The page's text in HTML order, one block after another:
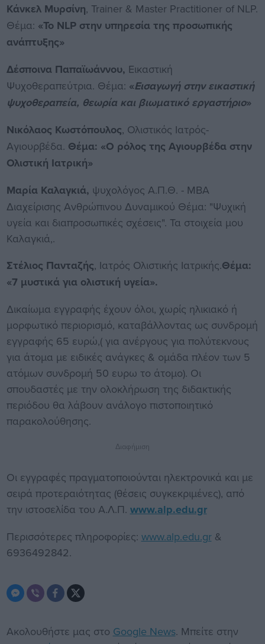
Κάνκελ Μυρσίνη, Trainer & Master Practitioner of NLP.
Θέμα: «Το NLP στην υπηρεσία της προσωπικής
ανάπτυξης»
Δέσποινα Παπαϊωάννου, Εικαστική
Ψυχοθεραπεύτρια. Θέμα: «Εισαγωγή στην εικαστική
ψυχοθεραπεία, θεωρία και βιωματικό εργαστήριο»
Νικόλαος Κωστόπουλος, Ολιστικός Ιατρός-
Αγιουρβέδα. Θέμα: «Ο ρόλος της Αγιουρβέδα στην
Ολιστική Ιατρική»
Μαρία Καλαγκιά, ψυχολόγος Α.Π.Θ. - ΜΒΑ
Διαχείρισης Ανθρώπινου Δυναμικού Θέμα: "Ψυχική
υγεία και διαπροσωπικές σχέσεις". Τα στοιχεία μου
Καλαγκιά,.
Στέλιος Πανταζής, Ιατρός Ολιστικής Ιατρικής.Θέμα:
«7 μυστικά για ολιστική υγεία».
Δικαίωμα εγγραφής έχουν όλοι, χωρίς ηλικιακό ή
μορφωτικό περιορισμό, καταβάλλοντας ως συνδρομή
εγγραφής 65 ευρώ,( για ανέργους για πολύτεκνους
για άτομα με ειδικές ανάγκες & ομάδα πλέον των 5
ατόμων συνδρομή 50 ευρω το άτομο). Οι
σπουδαστές με την ολοκλήρωση της διδακτικής
περιόδου θα λάβουν ανάλογο πιστοποιητικό
παρακολούθησης.
Διαφήμιση
Οι εγγραφές πραγματοποιούνται ηλεκτρονικά και με
σειρά προτεραιότητας (θέσεις συγκεκριμένες), από
την ιστοσελίδα του Α.Λ.Π. www.alp.edu.gr
Περισσότερες πληροφορίες: www.alp.edu.gr&
6936492842.
Ακολουθήστε μας στο Google News. Μπείτε στην